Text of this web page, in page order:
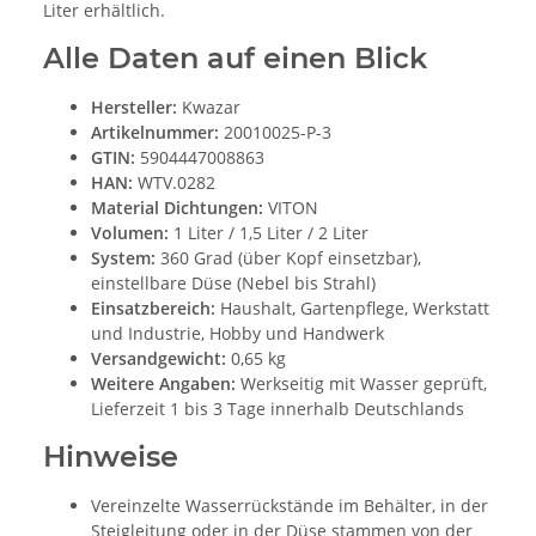
Liter erhältlich.
Alle Daten auf einen Blick
Hersteller: Kwazar
Artikelnummer: 20010025-P-3
GTIN: 5904447008863
HAN: WTV.0282
Material Dichtungen: VITON
Volumen: 1 Liter / 1,5 Liter / 2 Liter
System: 360 Grad (über Kopf einsetzbar),
einstellbare Düse (Nebel bis Strahl)
Einsatzbereich: Haushalt, Gartenpflege, Werkstatt
und Industrie, Hobby und Handwerk
Versandgewicht: 0,65 kg
Weitere Angaben: Werkseitig mit Wasser geprüft,
Lieferzeit 1 bis 3 Tage innerhalb Deutschlands
Hinweise
Vereinzelte Wasserrückstände im Behälter, in der
Steigleitung oder in der Düse stammen von der